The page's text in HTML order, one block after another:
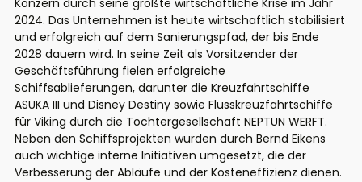
Konzern durch seine größte wirtschaftliche Krise im Jahr
2024. Das Unternehmen ist heute wirtschaftlich stabilisiert
und erfolgreich auf dem Sanierungspfad, der bis Ende
2028 dauern wird. In seine Zeit als Vorsitzender der
Geschäftsführung fielen erfolgreiche
Schiffsablieferungen, darunter die Kreuzfahrtschiffe
ASUKA III und Disney Destiny sowie Flusskreuzfahrtschiffe
für Viking durch die Tochtergesellschaft NEPTUN WERFT.
Neben den Schiffsprojekten wurden durch Bernd Eikens
auch wichtige interne Initiativen umgesetzt, die der
Verbesserung der Abläufe und der Kosteneffizienz dienen.